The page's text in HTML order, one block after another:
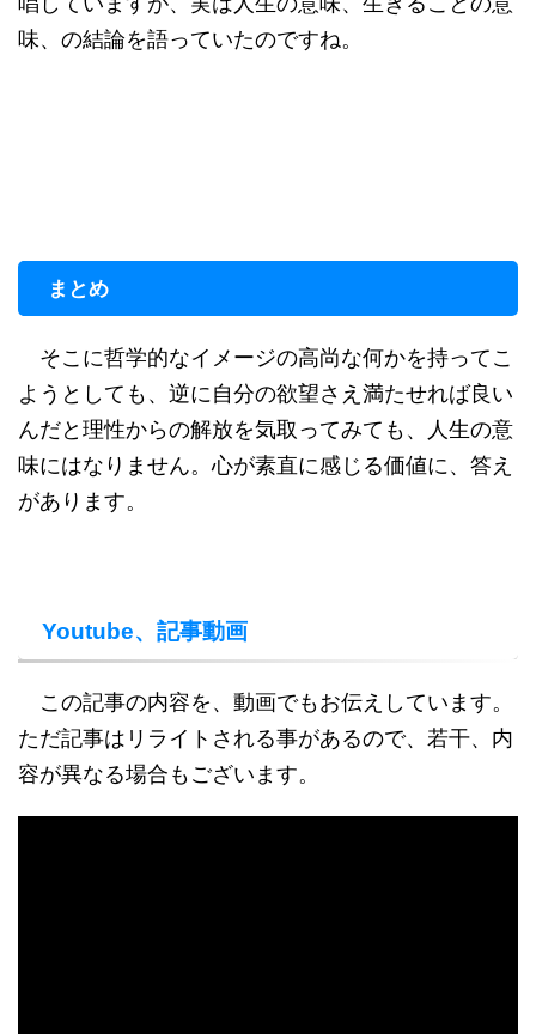
味、の結論を語っていたのですね。
まとめ
そこに哲学的なイメージの高尚な何かを持ってこ
ようとしても、逆に自分の欲望さえ満たせれば良い
んだと理性からの解放を気取ってみても、人生の意
味にはなりません。心が素直に感じる価値に、答え
があります。
Youtube、記事動画
この記事の内容を、動画でもお伝えしています。
ただ記事はリライトされる事があるので、若干、内
容が異なる場合もございます。